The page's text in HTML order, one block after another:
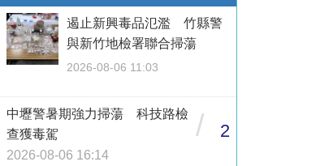
遏止新興毒品氾濫 竹縣警
與新竹地檢署聯合掃蕩
2026-08-06 11:03
中壢警暑期強力掃蕩 科技路檢
查獲毒駕
2026-08-06 16:14
/ 2